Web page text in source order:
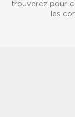
trouverez pour
les